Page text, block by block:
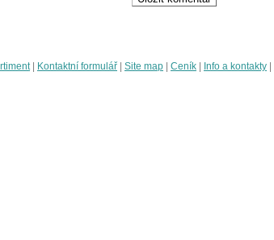
| Kontaktní formulář Site map Ceník Info a kontakty